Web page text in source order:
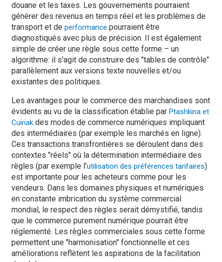
douane et les taxes. Les gouvernements pourraient
générer des revenus en temps réel et les problèmes de
transport et de performance pourraient être
diagnostiqués avec plus de précision. Il est également
simple de créer une règle sous cette forme – un
algorithme: il s'agit de construire des "tables de contrôle"
parallèlement aux versions texte nouvelles et/ou
existantes des politiques.
Les avantages pour le commerce des marchandises sont
évidents au vu de la classification établie par Ptashkina et
Cuiriak des modes de commerce numériques impliquant
des intermédiaires (par exemple les marchés en ligne).
Ces transactions transfrontières se déroulent dans des
contextes "réels" où la détermination intermédiaire des
règles (par exemple l'utilisation des préférences tarifaires)
est importante pour les acheteurs comme pour les
vendeurs. Dans les domaines physiques et numériques
en constante imbrication du système commercial
mondial, le respect des règles serait démystifié, tandis
que le commerce purement numérique pourrait être
réglementé. Les règles commerciales sous cette forme
permettent une "harmonisation" fonctionnelle et ces
améliorations reflètent les aspirations de la facilitation